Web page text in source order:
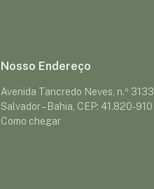
Nosso Endereço
Avenida Tancredo Neves, n.º 3133
Salvador – Bahia, CEP: 41.820-910
Como chegar